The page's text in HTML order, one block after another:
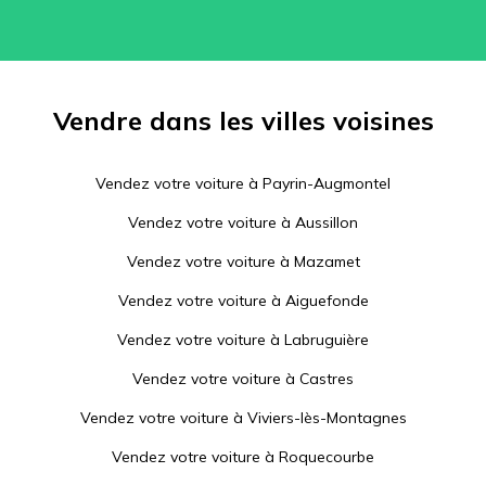
Vendre dans les villes voisines
Vendez votre voiture à Payrin-Augmontel
Vendez votre voiture à Aussillon
Vendez votre voiture à Mazamet
Vendez votre voiture à Aiguefonde
Vendez votre voiture à Labruguière
Vendez votre voiture à Castres
Vendez votre voiture à Viviers-lès-Montagnes
Vendez votre voiture à Roquecourbe